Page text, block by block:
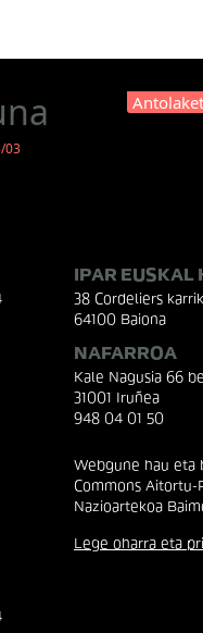
03
IPAR EUSKAL
38 Cordeliers
64100 Baiona
NAFARROA
Kale Nagusia 66
31001 Iruñea
948 04 01 50
Webgune hau eta
Commons Aitortu-
Nazioartekoa
Lege oharra eta